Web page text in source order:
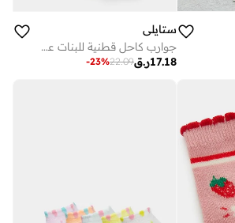
ستايلي
جوارب كاحل قطنية للبنات عبوة من 5 - أبيض
ر.ق17.18
22.09
-23%